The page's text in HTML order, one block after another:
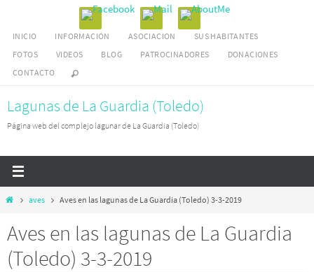
contenido
INICIO INFORMACIÓN ASOCIACION
SUS HABITANTES
FOTOS
VIDEOS BLOG PATROCINADORES
DONACIONES
CONTACTO
Lagunas de La Guardia (Toledo)
Página web del complejo lagunar de La Guardia (Toledo)
Inicioaves Aves en las lagunas de La Guardia (Toledo) 3-3-2019
Aves en las lagunas de La Guardia
(Toledo) 3-3-2019